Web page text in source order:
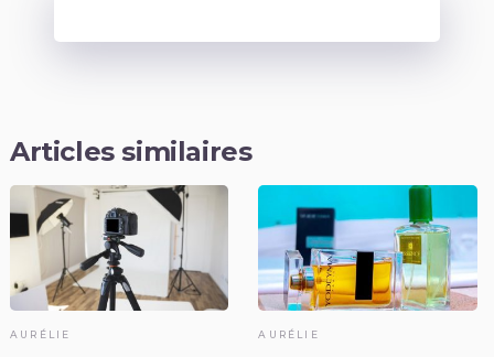
Articles similaires
AURÉLIE AURÉLIE